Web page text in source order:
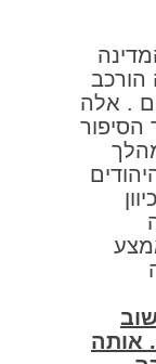
הורכב
. אלה
היהודים
אותה